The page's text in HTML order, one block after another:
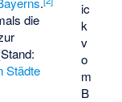
ic
k
v
o
m
B
die
Städte